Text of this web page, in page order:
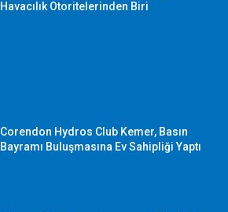
Havacılık Otoritelerinden Biri
Corendon Hydros Club Kemer, Basın
Bayramı Buluşmasına Ev Sahipliği Yaptı